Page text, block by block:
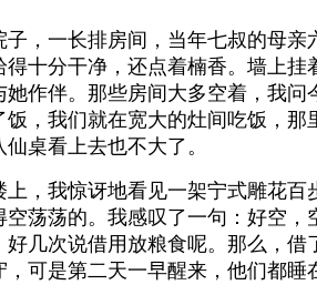
一长排房间，当年七叔的母亲
十分干净，还点着楠香。墙上
作伴。那些房间大多空着，我
，我们就在宽大的灶间吃饭，
桌看上去也不大了。
我惊讶地看见一架宁式雕花百
荡荡的。我感叹了一句：好空
好几次说借用放粮食呢。那么，
可是第二天一早醒来，他们都